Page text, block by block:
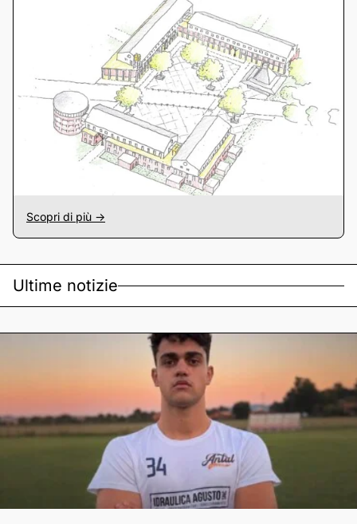
Scopri di più ->
Ultime notizie